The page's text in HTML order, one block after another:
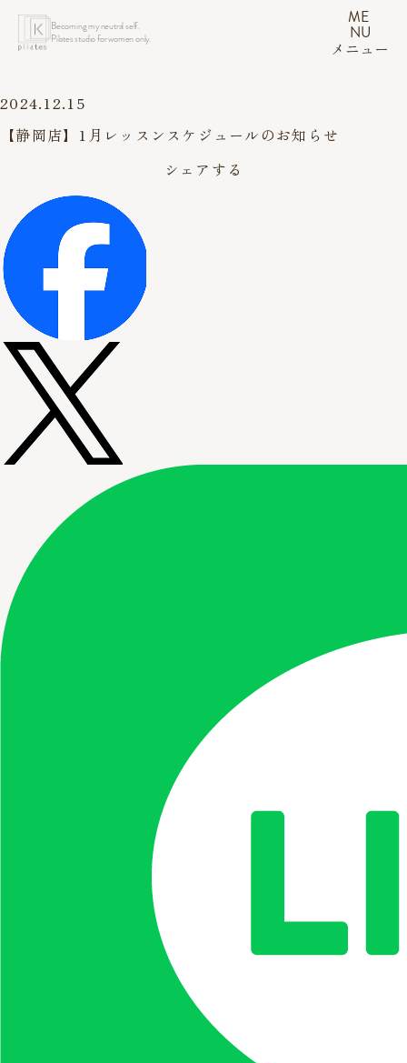
Becoming my neutral self.
Pilates studio for women only.
ME
NU
メニュー
2024.12.15
【静岡店】1月レッスンスケジュールのお知らせ
シェアする